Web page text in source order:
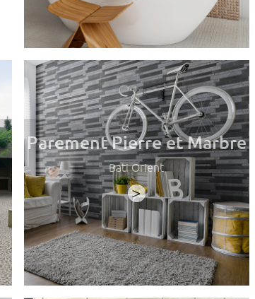
Parement Pierre et Marbre
Bati Orient
>